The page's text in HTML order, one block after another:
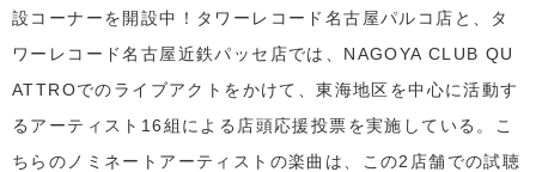
設コーナーを開設中！タワーレコード名古屋パルコ店と、タ
ワーレコード名古屋近鉄パッセ店では、NAGOYA CLUB QU
ATTROでのライブアクトをかけて、東海地区を中心に活動す
るアーティスト16組による店頭応援投票を実施している。こ
ちらのノミネートアーティストの楽曲は、この2店舗での試聴